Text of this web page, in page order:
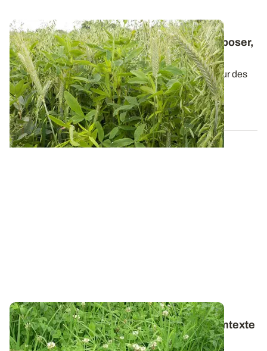
Mélanges fourragers - Un guide pour composer,
conduire et valoriser les méteils
La sécurisation des systèmes fourragers est au cœur des
préoccupations de nombreux...
20 DÉC. 2018
Choisir ses espèces prairiales selon le contexte
et l’utilisation prévue